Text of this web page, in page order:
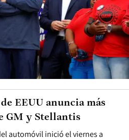
automóvil inició el viernes a
EEUU anuncia más
GM y Stellantis